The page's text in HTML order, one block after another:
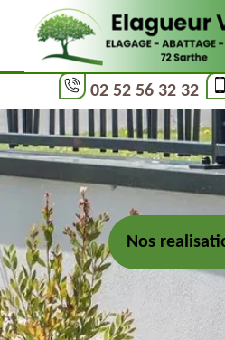
02 52 56 32 32
Nos